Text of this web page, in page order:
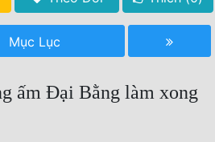
Mục Lục
ấm Đại Bằng làm xong